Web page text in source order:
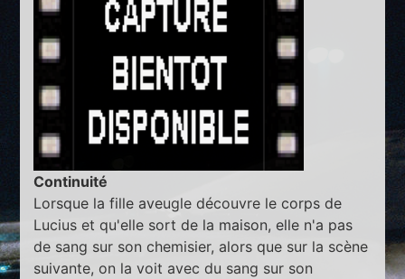
Continuité
Lorsque la fille aveugle découvre le corps de
Lucius et qu'elle sort de la maison, elle n'a pas
de sang sur son chemisier, alors que sur la scène
suivante, on la voit avec du sang sur son